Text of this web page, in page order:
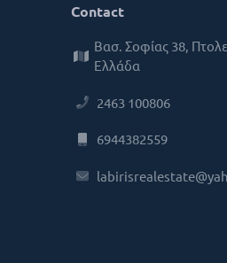
Contact
Βασ. Σοφίας 38,
Ελλάδα
2463 100806
6944382559